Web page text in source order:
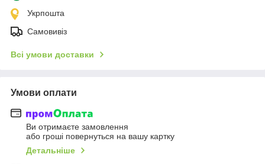
Укрпошта
Самовивіз
Всі умови доставки
Умови оплати
Ви отримаєте замовлення
або гроші повернуться на вашу картку
Детальніше